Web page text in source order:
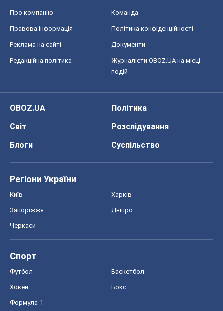
Про компанію Команда
Правова інформація Політика конфіденційності
Реклама на сайті Документи
Редакційна політика
Журналісти OBOZ.UA на місці
подій
OBOZ.UA
Політика
Світ
Розслідування
Блоги
Суспільство
Регіони України
Київ Харків
Запоріжжя Дніпро
Черкаси
Спорт
Футбол Баскетбол
Хокей Бокс
Формула-1